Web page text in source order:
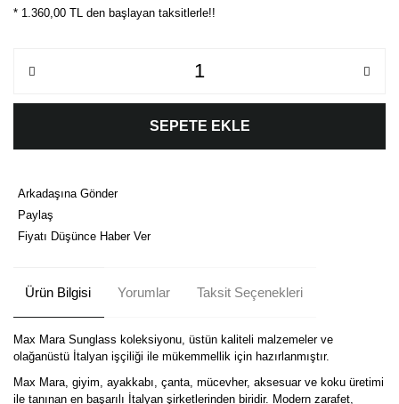
* 1.360,00 TL den başlayan taksitlerle!!
SEPETE EKLE
Arkadaşına Gönder
Paylaş
Fiyatı Düşünce Haber Ver
Ürün Bilgisi Yorumlar Taksit Seçenekleri
Max Mara Sunglass koleksiyonu, üstün kaliteli malzemeler ve
olağanüstü İtalyan işçiliği ile mükemmellik için hazırlanmıştır.
Max Mara, giyim, ayakkabı, çanta, mücevher, aksesuar ve koku üretimi
ile tanınan en başarılı İtalyan şirketlerinden biridir. Modern zarafet,